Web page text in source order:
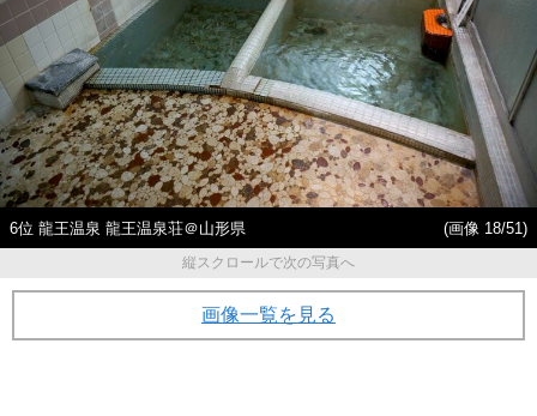
6位 龍王温泉 龍王温泉荘＠山形県
(画像 18/51)
縦スクロールで次の写真へ
画像一覧を見る